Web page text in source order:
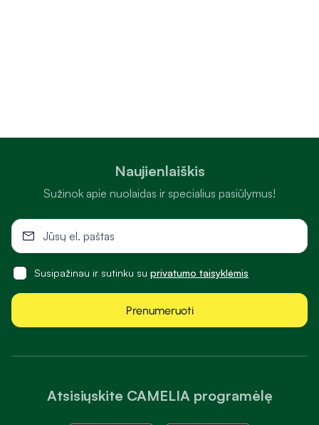
Atsisiųskite CAMELIA programėlę
Naujienlaiškis
Sužinok apie nuolaidas ir specialius pasiūlymus!
Susipažinau ir sutinku su privatumo taisyklėmis
Prenumeruoti